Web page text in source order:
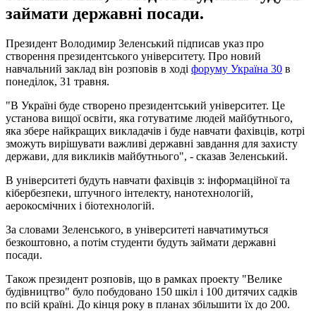
займати державні посади.
Президент Володимир Зеленський підписав указ про
створення президентського університету. Про новий
навчальний заклад він розповів в ході форуму Україна 30 в
понеділок, 31 травня.
"В Україні буде створено президентський університет. Це
установа вищої освіти, яка готуватиме людей майбутнього,
яка збере найкращих викладачів і буде навчати фахівців, котрі
зможуть вирішувати важливі державні завдання для захисту
держави, для викликів майбутнього", - сказав Зеленський.
В університеті будуть навчати фахівців з: інформаційної та
кібербезпеки, штучного інтелекту, нанотехнологій,
аерокосмічних і біотехнологій.
За словами Зеленського, в університеті навчатимуться
безкоштовно, а потім студенти будуть займати державні
посади.
Також президент розповів, що в рамках проекту "Велике
будівництво" було побудовано 150 шкіл і 100 дитячих садків
по всій країні. До кінця року в планах збільшити їх до 200.